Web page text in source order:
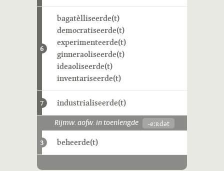
6
bagatèlliseerde(t)
democratiseerde(t)
experimenteerde(t)
ginneraoliseerde(t)
ideaoliseerde(t)
inventariseerde(t)
7 industrialiseerde(t)
Rijmw. aofw. in toenlengde -eːʀdət
3 beheerde(t)